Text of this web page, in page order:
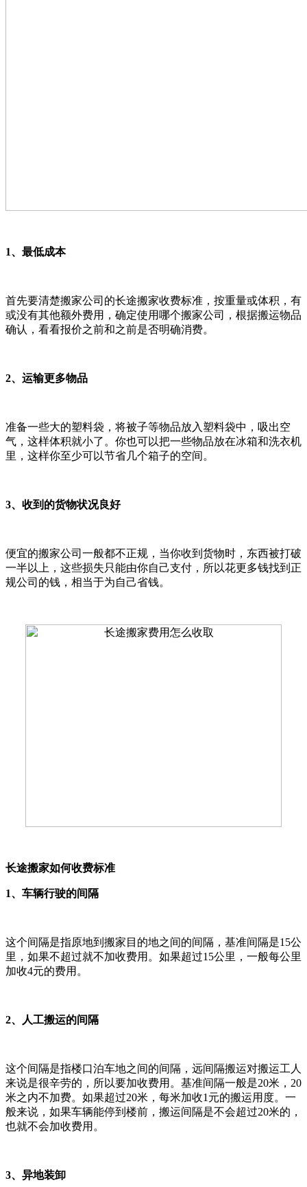
1、最低成本
首先要清楚搬家公司的长途搬家收费标准，按重量或体积，有
或没有其他额外费用，确定使用哪个搬家公司，根据搬运物品
确认，看看报价之前和之前是否明确消费。
2、运输更多物品
准备一些大的塑料袋，将被子等物品放入塑料袋中，吸出空
气，这样体积就小了。你也可以把一些物品放在冰箱和洗衣机
里，这样你至少可以节省几个箱子的空间。
3、收到的货物状况良好
便宜的搬家公司一般都不正规，当你收到货物时，东西被打破
一半以上，这些损失只能由你自己支付，所以花更多钱找到正
规公司的钱，相当于为自己省钱。
长途搬家如何收费标准
1、车辆行驶的间隔
这个间隔是指原地到搬家目的地之间的间隔，基准间隔是15公
里，如果不超过就不加收费用。如果超过15公里，一般每公里
加收4元的费用。
2、人工搬运的间隔
这个间隔是指楼口泊车地之间的间隔，远间隔搬运对搬运工人
来说是很辛劳的，所以要加收费用。基准间隔一般是20米，20
米之内不加费。如果超过20米，每米加收1元的搬运用度。一
般来说，如果车辆能停到楼前，搬运间隔是不会超过20米的，
也就不会加收费用。
3、异地装卸